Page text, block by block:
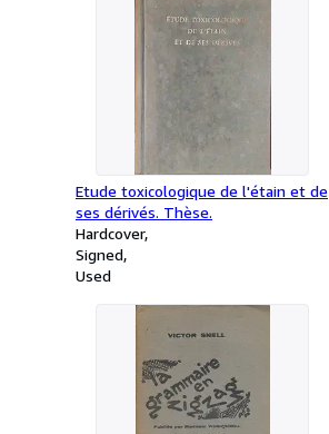
Etude toxicologique de l'étain et de
ses dérivés. Thèse.
Hardcover
Signed
Used